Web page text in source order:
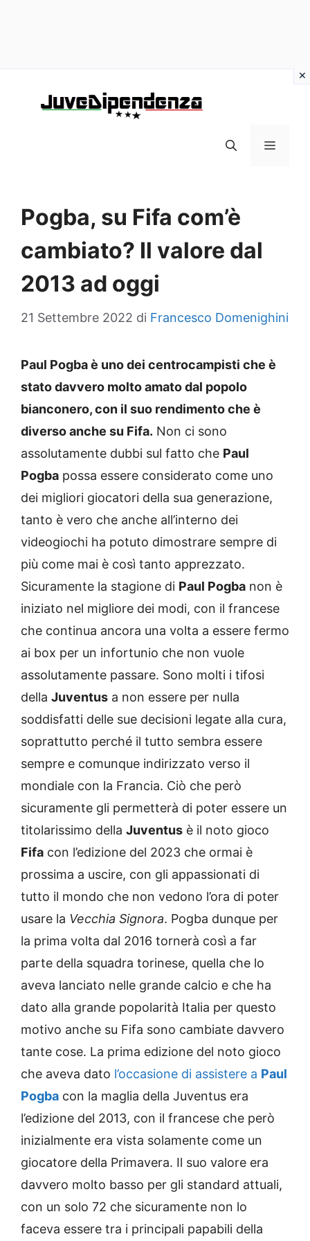
MENU
Pogba, su Fifa com’è
cambiato? Il valore dal
2013 ad oggi
21 Settembre 2022 di Francesco Domenighini
Paul Pogba è uno dei centrocampisti che è
stato davvero molto amato dal popolo
bianconero, con il suo rendimento che è
diverso anche su Fifa. Non ci sono
assolutamente dubbi sul fatto che Paul
Pogba possa essere considerato come uno
dei migliori giocatori della sua generazione,
tanto è vero che anche all’interno dei
videogiochi ha potuto dimostrare sempre di
più come mai è così tanto apprezzato.
Sicuramente la stagione di Paul Pogba non è
iniziato nel migliore dei modi, con il francese
che continua ancora una volta a essere fermo
ai box per un infortunio che non vuole
assolutamente passare. Sono molti i tifosi
della Juventus a non essere per nulla
soddisfatti delle sue decisioni legate alla cura,
soprattutto perché il tutto sembra essere
sempre e comunque indirizzato verso il
mondiale con la Francia. Ciò che però
sicuramente gli permetterà di poter essere un
titolarissimo della Juventus è il noto gioco
Fifa con l’edizione del 2023 che ormai è
prossima a uscire, con gli appassionati di
tutto il mondo che non vedono l’ora di poter
usare la Vecchia Signora. Pogba dunque per
la prima volta dal 2016 tornerà così a far
parte della squadra torinese, quella che lo
aveva lanciato nelle grande calcio e che ha
dato alla grande popolarità Italia per questo
motivo anche su Fifa sono cambiate davvero
tante cose. La prima edizione del noto gioco
che aveva dato l’occasione di assistere a Paul
Pogba con la maglia della Juventus era
l’edizione del 2013, con il francese che però
inizialmente era vista solamente come un
giocatore della Primavera. Il suo valore era
davvero molto basso per gli standard attuali,
con un solo 72 che sicuramente non lo
faceva essere tra i principali papabili della